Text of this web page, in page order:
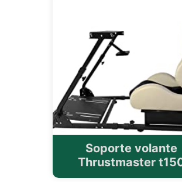
Soporte volante
Thrustmaster